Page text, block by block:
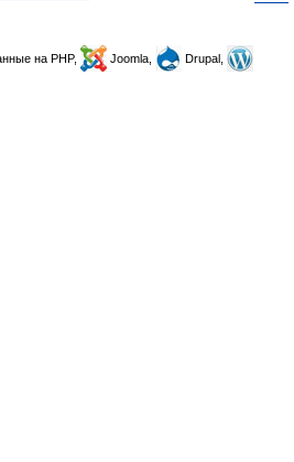
на PHP, Joomla,
Drupal,